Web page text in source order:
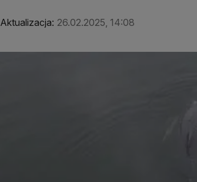
Aktualizacja: 26.02.2025, 14:08